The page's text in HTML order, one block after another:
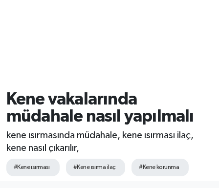
Kene vakalarında
müdahale nasıl yapılmalı
kene ısırmasında müdahale, kene ısırması ilaç,
kene nasıl çıkarılır,
#Kene ısırması #Kene ısırma ilaç #Kene korunma